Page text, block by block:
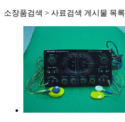
소장품검색 > 사료검색 게시물 목록